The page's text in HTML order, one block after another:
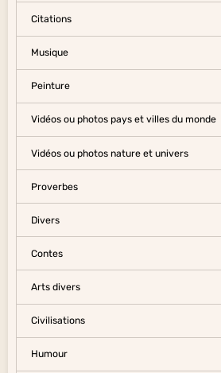
Citations
Musique
Peinture
Vidéos ou photos pays et villes du monde
Vidéos ou photos nature et univers
Proverbes
Divers
Contes
Arts divers
Civilisations
Humour